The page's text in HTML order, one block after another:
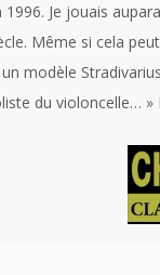
Je jouais
Même si cela
modèle
du violoncelle… »